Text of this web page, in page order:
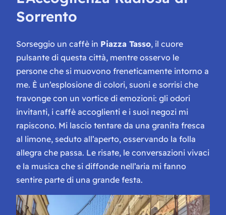
Sorrento
Sorseggio un caffè in Piazza Tasso, il cuore
pulsante di questa città, mentre osservo le
persone che si muovono freneticamente intorno a
me. È un’esplosione di colori, suoni e sorrisi che
travonge con un vortice di emozioni: gli odori
invitanti, i caffè accoglienti e i suoi negozi mi
rapiscono. Mi lascio tentare da una granita fresca
al limone, seduto all’aperto, osservando la folla
allegra che passa. Le risate, le conversazioni vivaci
e la musica che si diffonde nell’aria mi fanno
sentire parte di una grande festa.